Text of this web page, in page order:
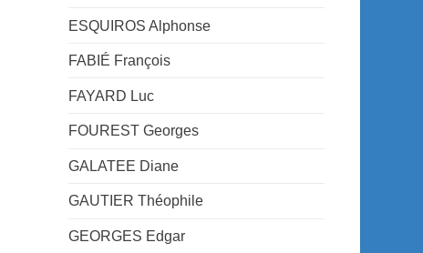
ESQUIROS Alphonse
FABIÉ François
FAYARD Luc
FOUREST Georges
GALATEE Diane
GAUTIER Théophile
GEORGES Edgar